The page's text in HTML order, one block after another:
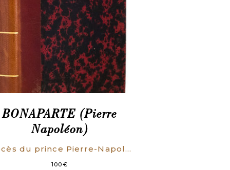
BONAPARTE (Pierre
Napoléon)
Procès du prince Pierre-Napoléon Bonaparte devant la Haute Cour de justice séant à Tours [Mars 1870]. Seul compte rendu complet sténographié par M.G. Lemarchand.
100€